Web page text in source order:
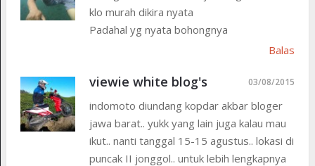
klo murah dikira nyata
Padahal yg nyata bohongnya
Balas
viewie white blog's 03/08/2015
indomoto diundang kopdar akbar bloger
jawa barat.. yukk yang lain juga kalau mau
ikut.. nanti tanggal 15-15 agustus.. lokasi di
puncak II jonggol.. untuk lebih lengkapnya